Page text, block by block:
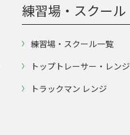
練習場・スクール
練習場・スクール一覧
トップトレーサー・レンジ
トラックマン レンジ